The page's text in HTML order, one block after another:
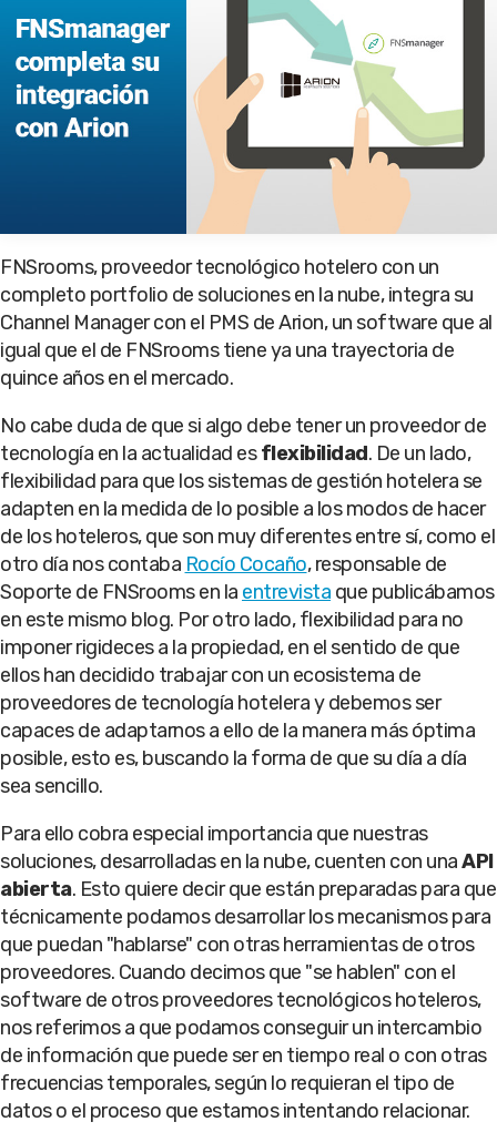
FNSrooms, proveedor tecnológico hotelero con un
completo portfolio de soluciones en la nube, integra su
Channel Manager con el PMS de Arion, un software que al
igual que el de FNSrooms tiene ya una trayectoria de
quince años en el mercado.
No cabe duda de que si algo debe tener un proveedor de
tecnología en la actualidad esflexibilidad. De un lado,
flexibilidad para que los sistemas de gestión hotelera se
adapten en la medida de lo posible a los modos de hacer
de los hoteleros, que son muy diferentes entre sí, como el
otro día nos contaba Rocío Cocaño, responsable de
Soporte de FNSrooms en la entrevista que publicábamos
en este mismo blog. Por otro lado, flexibilidad para no
imponer rigideces a la propiedad, en el sentido de que
ellos han decidido trabajar con un ecosistema de
proveedores de tecnología hotelera y debemos ser
capaces de adaptarnos a ello de la manera más óptima
posible, esto es, buscando la forma de que su día a día
sea sencillo.
Para ello cobra especial importancia que nuestras
soluciones, desarrolladas en la nube, cuenten con unaAPI
abierta. Esto quiere decir que están preparadas para que
técnicamente podamos desarrollar los mecanismos para
que puedan "hablarse" con otras herramientas de otros
proveedores. Cuando decimos que "se hablen" con el
software de otros proveedores tecnológicos hoteleros,
nos referimos a que podamos conseguir un intercambio
de información que puede ser en tiempo real o con otras
frecuencias temporales, según lo requieran el tipo de
datos o el proceso que estamos intentando relacionar.